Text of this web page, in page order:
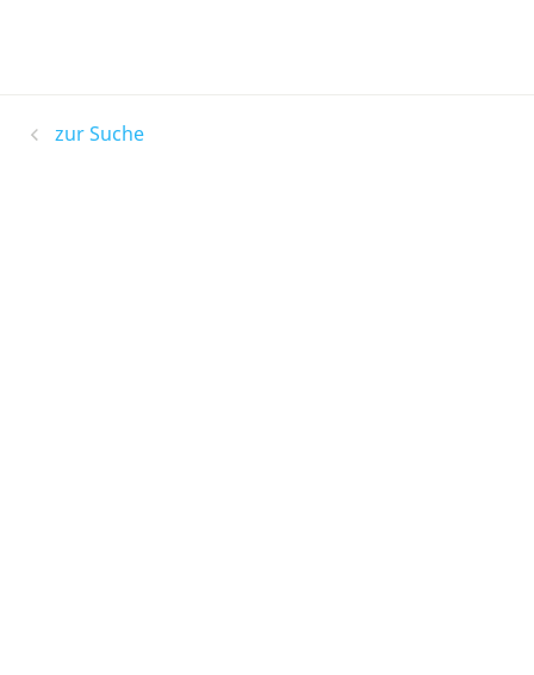
zur Suche